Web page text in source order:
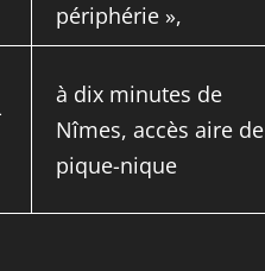
périphérie »,
à dix minutes de
Nîmes, accès aire de
pique-nique